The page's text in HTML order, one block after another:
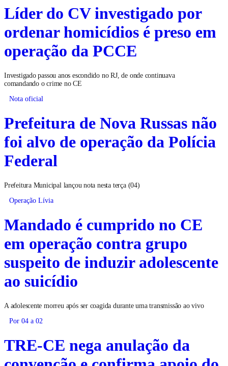
Líder do CV investigado por
ordenar homicídios é preso em
operação da PCCE
Investigado passou anos escondido no RJ, de onde continuava
comandando o crime no CE
Nota oficial
Prefeitura de Nova Russas não
foi alvo de operação da Polícia
Federal
Prefeitura Municipal lançou nota nesta terça (04)
Operação Lívia
Mandado é cumprido no CE
em operação contra grupo
suspeito de induzir adolescente
ao suicídio
A adolescente morreu após ser coagida durante uma transmissão ao vivo
Por 04 a 02
TRE-CE nega anulação da